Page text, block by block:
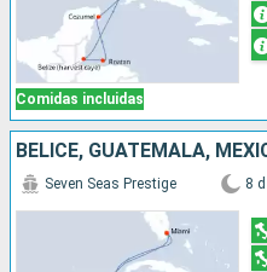
Comidas incluidas
Seven Seas Prestige 8 d